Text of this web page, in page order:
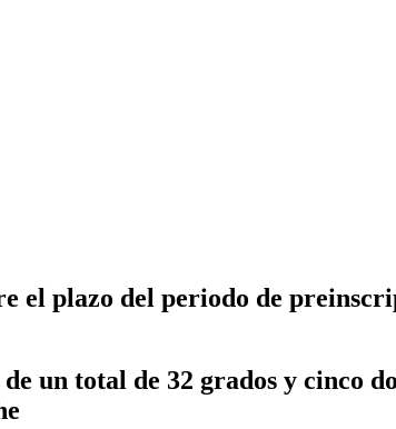
plazo del periodo de
un total de 32 grados y cinco